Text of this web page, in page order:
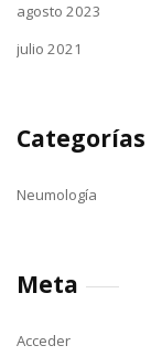
agosto 2023
julio 2021
Categorías
Neumología
Meta
Acceder